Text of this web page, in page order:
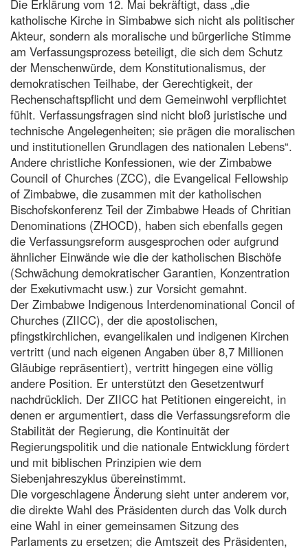
Die Erklärung vom 12. Mai bekräftigt, dass „die
katholische Kirche in Simbabwe sich nicht als politischer
Akteur, sondern als moralische und bürgerliche Stimme
am Verfassungsprozess beteiligt, die sich dem Schutz
der Menschenwürde, dem Konstitutionalismus, der
demokratischen Teilhabe, der Gerechtigkeit, der
Rechenschaftspflicht und dem Gemeinwohl verpflichtet
fühlt. Verfassungsfragen sind nicht bloß juristische und
technische Angelegenheiten; sie prägen die moralischen
und institutionellen Grundlagen des nationalen Lebens“.
Andere christliche Konfessionen, wie der Zimbabwe
Council of Churches (ZCC), die Evangelical Fellowship
of Zimbabwe, die zusammen mit der katholischen
Bischofskonferenz Teil der Zimbabwe Heads of Chritian
Denominations (ZHOCD), haben sich ebenfalls gegen
die Verfassungsreform ausgesprochen oder aufgrund
ähnlicher Einwände wie die der katholischen Bischöfe
(Schwächung demokratischer Garantien, Konzentration
der Exekutivmacht usw.) zur Vorsicht gemahnt.
Der Zimbabwe Indigenous Interdenominational Concil of
Churches (ZIICC), der die apostolischen,
pfingstkirchlichen, evangelikalen und indigenen Kirchen
vertritt (und nach eigenen Angaben über 8,7 Millionen
Gläubige repräsentiert), vertritt hingegen eine völlig
andere Position. Er unterstützt den Gesetzentwurf
nachdrücklich. Der ZIICC hat Petitionen eingereicht, in
denen er argumentiert, dass die Verfassungsreform die
Stabilität der Regierung, die Kontinuität der
Regierungspolitik und die nationale Entwicklung fördert
und mit biblischen Prinzipien wie dem
Siebenjahreszyklus übereinstimmt.
Die vorgeschlagene Änderung sieht unter anderem vor,
die direkte Wahl des Präsidenten durch das Volk durch
eine Wahl in einer gemeinsamen Sitzung des
Parlaments zu ersetzen; die Amtszeit des Präsidenten,